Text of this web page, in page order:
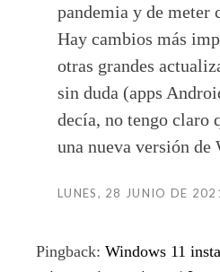
pandemia y de meter
Hay cambios más
otras grandes
sin duda (apps
decía, no tengo claro
una nueva versión de
LUNES, 28 JUNIO DE
Pingback: Windows 11